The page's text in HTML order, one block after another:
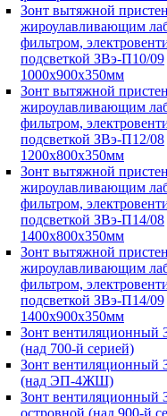
Зонт вытяжной
жироулавливающим
фильтром,
подсветкой ЗВэ-П10/09
1000х900х350мм
Зонт вытяжной
жироулавливающим
фильтром,
подсветкой ЗВэ-П12/08
1200х800х350мм
Зонт вытяжной
жироулавливающим
фильтром,
подсветкой ЗВэ-П14/08
1400х800х350мм
Зонт вытяжной
жироулавливающим
фильтром,
подсветкой ЗВэ-П14/09
1400х900х350мм
Зонт вентиляционный
(над 700-й серией)
Зонт вентиляционный
(над ЭП-4ЖШ)
Зонт вентиляционный
островной (над 900-й